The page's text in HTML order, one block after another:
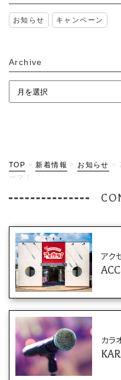
お知らせ キャンペーン
Archive
TOP >新着情報 > お知らせ >
ーマ！
アク
カラ